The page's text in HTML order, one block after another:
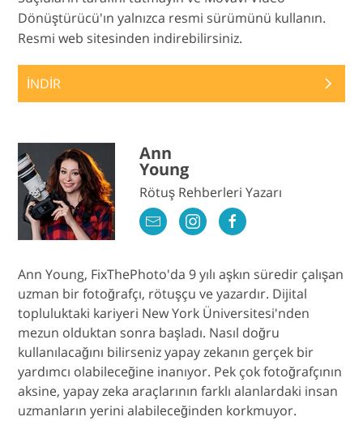
Dönüştürücü'ın yalnızca resmi sürümünü kullanın.
Resmi web sitesinden indirebilirsiniz.
İNDİR
Ann
Young
Rötuş Rehberleri Yazarı
Ann Young, FixThePhoto'da 9 yılı aşkın süredir çalışan
uzman bir fotoğrafçı, rötuşçu ve yazardır. Dijital
topluluktaki kariyeri New York Üniversitesi'nden
mezun olduktan sonra başladı. Nasıl doğru
kullanılacağını bilirseniz yapay zekanın gerçek bir
yardımcı olabileceğine inanıyor. Pek çok fotoğrafçının
aksine, yapay zeka araçlarının farklı alanlardaki insan
uzmanların yerini alabileceğinden korkmuyor.